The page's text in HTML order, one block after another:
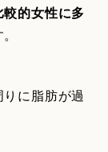
的女性に多
に脂肪が過